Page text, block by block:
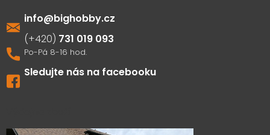
info@bighobby.cz
731 019 093
Sledujte nás na facebooku